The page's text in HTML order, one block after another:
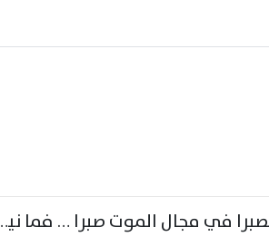
فصبرا في مجال